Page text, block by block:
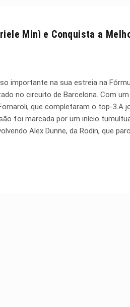
Minì e Conquista a
importante na sua estreia na
no circuito de Barcelona. Com
que completaram o top-
foi marcada por um início
Alex Dunne, da Rodin, que